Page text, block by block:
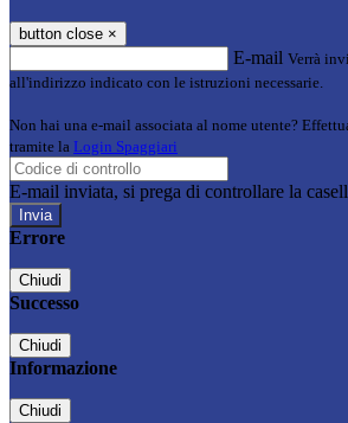
button close ×
E-mail Verrà
all'indirizzo indicato con le istruzioni necessarie.
Non hai una e-mail associata al nome utente?
tramite la Login Spaggiari
E-mail inviata, si prega di controllare la
Errore
Chiudi
Successo
Chiudi
Informazione
Chiudi